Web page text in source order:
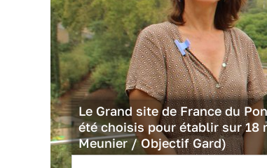
Le Grand site de France du
été choisis pour établir sur 18
Meunier / Objectif Gard)